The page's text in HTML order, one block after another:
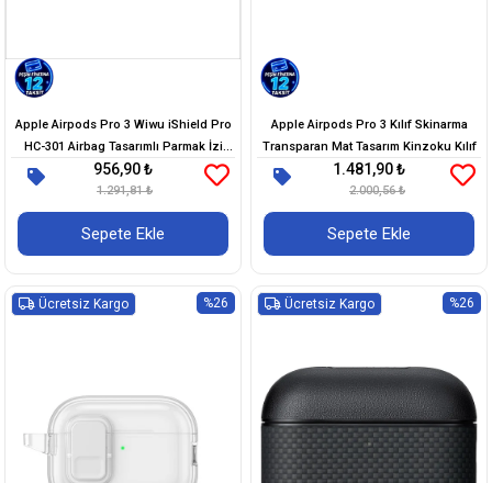
Apple Airpods Pro 3 Wiwu iShield Pro
HC-301 Airbag Tasarımlı Parmak İzi
Bırakmayan Kılıf
956,90 ₺
1.291,81 ₺
Sepete Ekle
Apple Airpods Pro 3 Kılıf Skinarma
Transparan Mat Tasarım Kinzoku Kılıf
1.481,90 ₺
2.000,56 ₺
Sepete Ekle
%26
Ücretsiz Kargo %26
Ücretsiz Kargo